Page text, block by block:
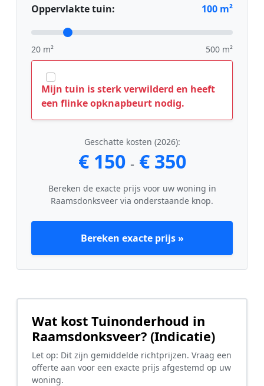
Oppervlakte tuin: 100 m²
20 m² 500 m²
Mijn tuin is sterk verwilderd en heeft
een flinke opknapbeurt nodig.
Geschatte kosten (2026):
€ 150 - € 350
Bereken de exacte prijs voor uw woning in
Raamsdonksveer via onderstaande knop.
Bereken exacte prijs »
Wat kost Tuinonderhoud in
Raamsdonksveer? (Indicatie)
Let op: Dit zijn gemiddelde richtprijzen. Vraag een
offerte aan voor een exacte prijs afgestemd op uw
woning.